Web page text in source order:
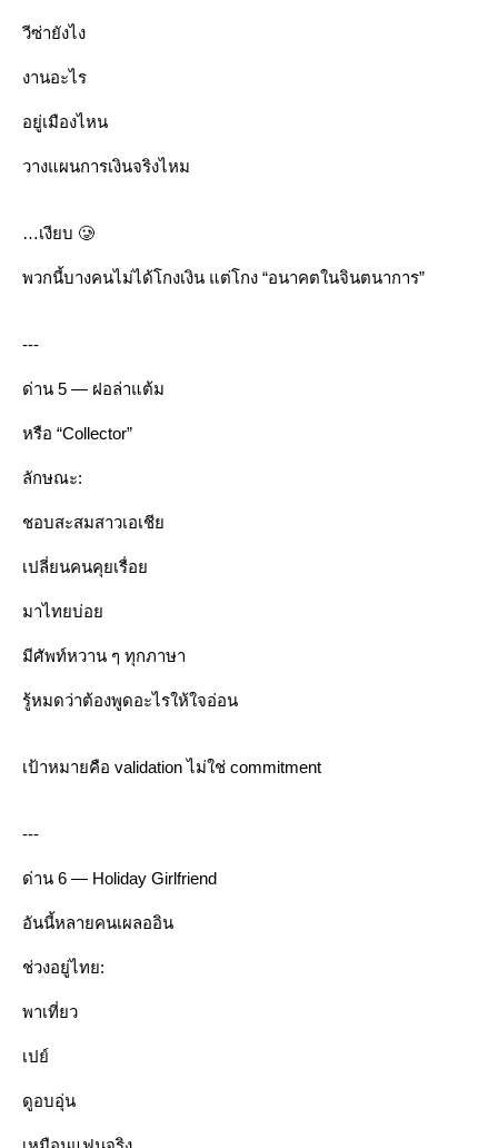
วีซ่ายังไง
งานอะไร
อยู่เมืองไหน
วางแผนการเงินจริงไหม
เงียบ 🥲
พวกนี้บางคนไม่ได้โกงเงิน แต่โกง “อนาคตในจินตนาการ”
---
ด่าน 5 — ฝอล่าแต้ม
หรือ “Collector”
ลักษณะ:
ชอบสะสมสาวเอเชี
เปลี่ยนคนคุยเรื่อ
มาไทยบ่อ
มีศัพท์หวาน ๆ ทุกภาษา
รู้หมดว่าต้องพูดอะไรให้ใจอ่อน
เป้าหมายคือ validation ไม่ใช่ commitment
---
ด่าน 6 — Holiday Girlfriend
อันนี้หลายคนเผลออิน
ช่วงอยู่ไทย:
พาเที่ยว
เปย์
ดูอบอุ่น